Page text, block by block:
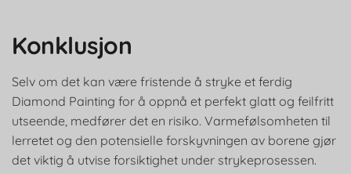
Konklusjon
Selv om det kan være fristende å stryke et ferdig
Diamond Painting for å oppnå et perfekt glatt og feilfritt
utseende, medfører det en risiko. Varmefølsomheten til
lerretet og den potensielle forskyvningen av borene gjør
det viktig å utvise forsiktighet under strykeprosessen.